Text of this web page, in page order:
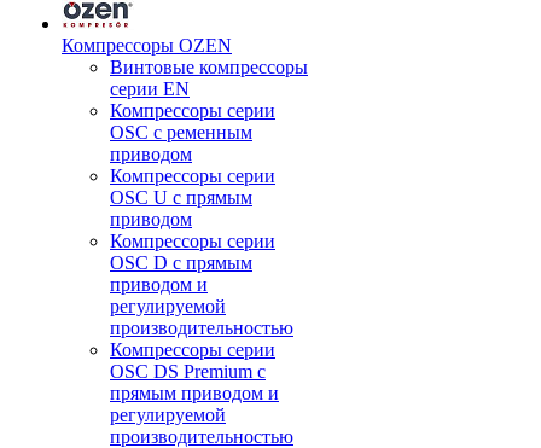
Компрессоры OZEN
Винтовые компрессоры
серии EN
Компрессоры серии
OSC с ременным
приводом
Компрессоры серии
OSC U с прямым
приводом
Компрессоры серии
OSC D с прямым
приводом и
регулируемой
производительностью
Компрессоры серии
OSC DS Premium с
прямым приводом и
регулируемой
производительностью